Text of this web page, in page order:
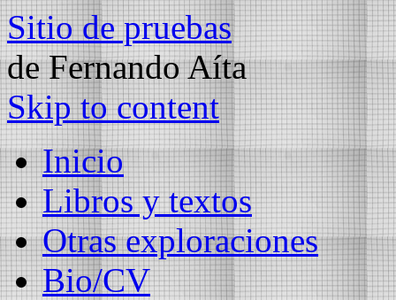
Sitio de pruebas
de Fernando Aíta
Skip to content
Inicio
Libros y textos
Otras exploraciones
Bio/CV